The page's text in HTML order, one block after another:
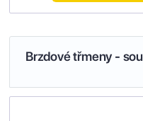
Brzdové třmeny -